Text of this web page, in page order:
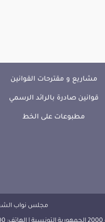
مشاريع و مقترحات القوانين
قوانين صادرة بالرائد الرسمي
مطبوعات على الخط
مجلس نواب